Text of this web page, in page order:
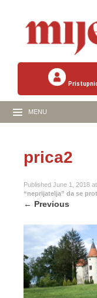
MENU
prica2
Published June 1, 2018 at
“neprijatelja” da se
← Previous